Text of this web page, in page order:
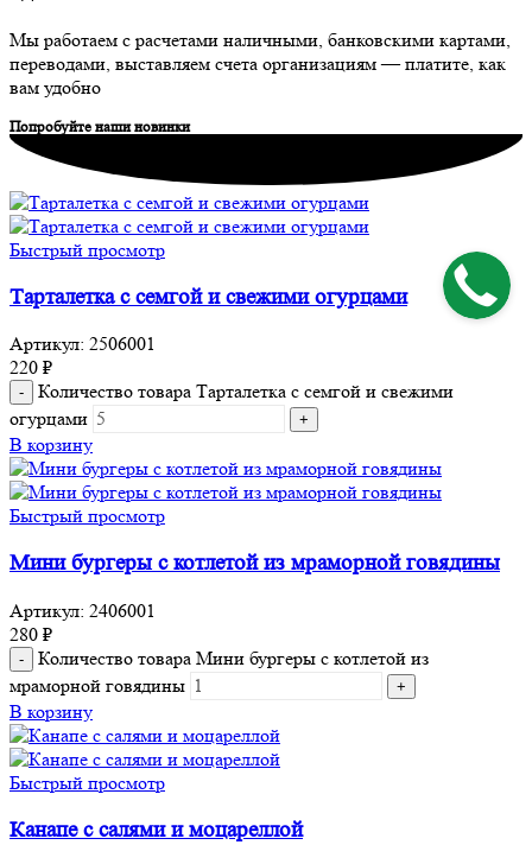
Мы работаем с расчетами наличными, банковскими картами,
переводами, выставляем счета организациям — платите, как
вам удобно
Попробуйте наши новинки
Быстрый просмотр
Тарталетка с семгой и свежими огурцами
Артикул: 2506001
220 ₽
Количество товара Тарталетка с семгой и свежими
огурцами
В корзину
Быстрый просмотр
Мини бургеры с котлетой из мраморной говядины
Артикул: 2406001
280 ₽
Количество товара Мини бургеры с котлетой из
мраморной говядины
В корзину
Быстрый просмотр
Канапе с салями и моцареллой